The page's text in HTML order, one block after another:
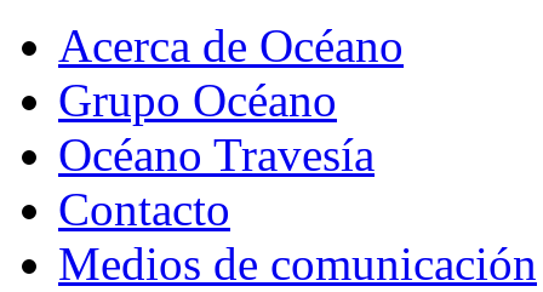
Acerca de Océano
Grupo Océano
Océano Travesía
Contacto
Medios de comunicación